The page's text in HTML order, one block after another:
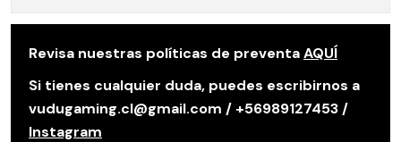
Revisa nuestras políticas de preventaAQUÍ
Si tienes cualquier duda, puedes escribirnos a
vudugaming.cl@gmail.com / +56989127453 /
Instagram